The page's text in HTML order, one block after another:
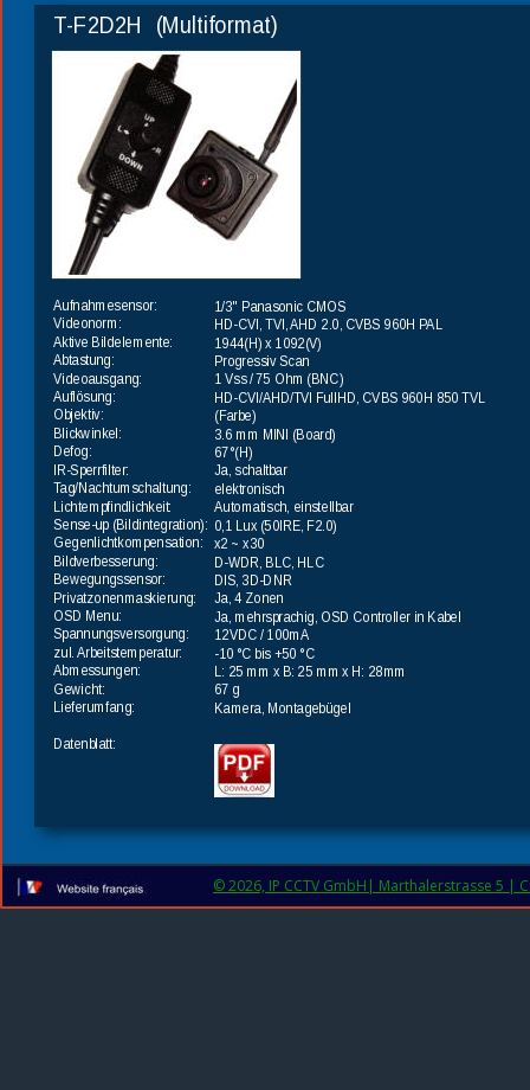
T-F2D2H  (Multiformat)
Aufnahmesensor:
Videonorm:
Aktive Bildelemente:
Abtastung:
Videoausgang:
Auflösung:
Objektiv:
Blickwinkel:
Defog:
IR-Sperrfilter:
Tag/Nachtumschaltung:
Lichtempfindlichkeit:
Sense-up (Bildintegration):
Gegenlichtkompensation:
Bildverbesserung:
Bewegungssensor:
Privatzonenmaskierung:
OSD Menu:
Spannungsversorgung:
zul. Arbeitstemperatur:
Abmessungen:
Gewicht:
Lieferumfang:
Datenblatt:
1/3" Panasonic CMOS
HD-CVI, TVI, AHD 2.0, CVBS 960H PAL
1944(H) x 1092(V)
Progressiv Scan
1 Vss / 75 Ohm (BNC)
HD-CVI/AHD/TVI FullHD, CVBS 960H 850 TVL
(Farbe)
3.6 mm MINI (Board)
67°(H)
Ja, schaltbar
elektronisch
Automatisch, einstellbar
0,1 Lux (50IRE, F2.0)
x2 ~ x30
D-WDR, BLC, HLC
DIS, 3D-DNR
Ja, 4 Zonen
Ja, mehrsprachig, OSD Controller in Kabel
12VDC / 100mA
-10 °C bis +50 °C
L: 25 mm x B: 25 mm x H: 28mm
67 g
Kamera, Montagebügel
© 2026, IP CCTV GmbH| Marthalerstrasse 5 |